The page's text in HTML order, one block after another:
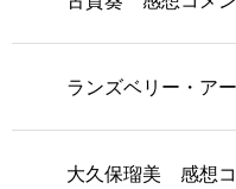
ランズベリー・ア
大久保瑠美 感想コ